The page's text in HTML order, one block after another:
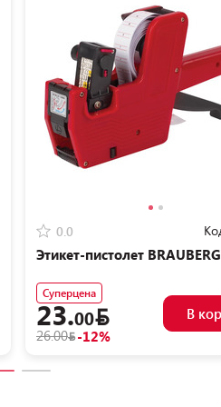
0.0
Этикет-пистолет
Суперцена
23.00
26.00 -12%
В